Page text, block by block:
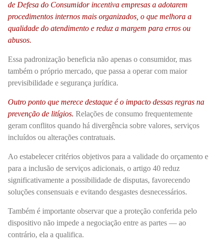
de Defesa do Consumidor incentiva empresas a adotarem
procedimentos internos mais organizados, o que melhora a
qualidade do atendimento e reduz a margem para erros ou
abusos.
Essa padronização beneficia não apenas o consumidor, mas
também o próprio mercado, que passa a operar com maior
previsibilidade e segurança jurídica.
Outro ponto que merece destaque é o impacto dessas regras na
prevenção de litígios. Relações de consumo frequentemente
geram conflitos quando há divergência sobre valores, serviços
incluídos ou alterações contratuais.
Ao estabelecer critérios objetivos para a validade do orçamento e
para a inclusão de serviços adicionais, o artigo 40 reduz
significativamente a possibilidade de disputas, favorecendo
soluções consensuais e evitando desgastes desnecessários.
Também é importante observar que a proteção conferida pelo
dispositivo não impede a negociação entre as partes — ao
contrário, ela a qualifica.